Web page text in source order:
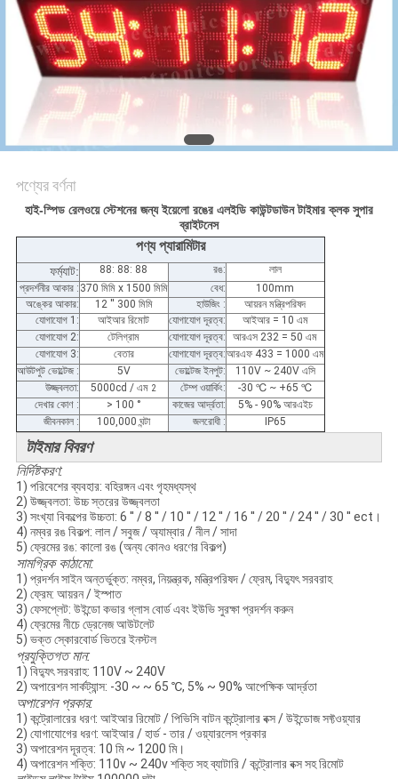
PRIVACY
POLICY
পণ্যের বর্ণনা
হাই-স্পিড রেলওয়ে স্টেশনের জন্য ইয়েলো রঙের এলইডি কাউন্টডাউন টাইমার ক্লক সুপার
ব্রাইটনেস
পণ্য প্যারামিটার
ফর্ম্যাট: 88: 88: 88 রঙ:
লাল
প্রদর্শনীর আকার : 370 মিমি x 1500 মিমি বেধ:
100mm
অঙ্কের আকার:
12 '' 300 মিমি হাউজিং :
আয়রন মন্ত্রিপরিষদ
যোগাযোগ 1:
আইআর রিমোট যোগাযোগ দূরত্ব:
আইআর = 10 এম
যোগাযোগ 2:
টেলিগ্রাম যোগাযোগ দূরত্ব:
আরএস 232 = 50 এম
যোগাযোগ 3:
বেতার যোগাযোগ দূরত্ব:আরএফ 433 = 1000 এম
আউটপুট ভোল্টেজ :
5V ভোল্টেজ ইনপুট:
110V ~ 240V এসি
উজ্জ্বলতা:
5000cd / এম 2 টেম্প ওয়ার্কিং: -30℃ ~ +65℃
দেখার কোণ :
> 100 ° কাজের আর্দ্রতা:
5% - 90% আরএইচ
জীবনকাল :
100,000 ঘন্টা জলরোধী : IP65
টাইমার বিবরণ
নির্দিষ্টকরণ:
1) পরিবেশের ব্যবহার: বহিরঙ্গন এবং গৃহমধ্যস্থ
2) উজ্জ্বলতা: উচ্চ স্তরের উজ্জ্বলতা
3) সংখ্যা বিকল্পের উচ্চতা: 6 '' / 8 '' / 10 '' / 12 '' / 16 '' / 20 '' / 24 '' / 30 '' ect।
4) নম্বর রঙ বিকল্প: লাল / সবুজ / অ্যাম্বার / নীল / সাদা
5) ফ্রেমের রঙ: কালো রঙ (অন্য কোনও ধরণের বিকল্প)
সামগ্রিক কাঠামো:
1) প্রদর্শন সাইন অন্তর্ভুক্ত: নম্বর, নিয়ন্ত্রক, মন্ত্রিপরিষদ / ফ্রেম, বিদ্যুৎ সরবরাহ
2) ফ্রেম: আয়রন / ইস্পাত
3) ফেসপ্লেট: উইন্ডো কভার গ্লাস বোর্ড এবং ইউভি সুরক্ষা প্রদর্শন করুন
4) ফ্রেমের নীচে ড্রেনেজ আউটলেট
5) ভক্ত স্কোরবোর্ড ভিতরে ইনস্টল
প্রযুক্তিগত মান:
1) বিদ্যুৎ সরবরাহ: 110V ~ 240V
2) অপারেশন সার্কট্যান্স: -30 ~ ~ 65 ℃, 5% ~ 90% আপেক্ষিক আর্দ্রতা
অপারেশন প্রকার:
1) কন্ট্রোলারের ধরণ: আইআর রিমোট / পিভিসি বাটন কন্ট্রোলার বক্স / উইন্ডোজ সফ্টওয়্যার
2) যোগাযোগের ধরণ: আইআর / হার্ড - তার / ওয়্যারলেস প্রকার
3) অপারেশন দূরত্ব: 10 মি ~ 1200 মি।
4) অপারেশন শক্তি: 110v ~ 240v শক্তি সহ ব্যাটারি / কন্ট্রোলার বক্স সহ রিমোট